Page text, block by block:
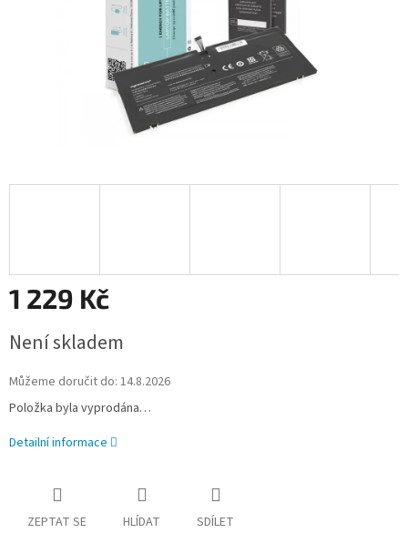
1 229 Kč
cena:
Není skladem
Můžeme doručit do: 14.8.2026
Položka byla vyprodána…
Detailní informace
ZEPTAT SE HLÍDAT SDÍLET